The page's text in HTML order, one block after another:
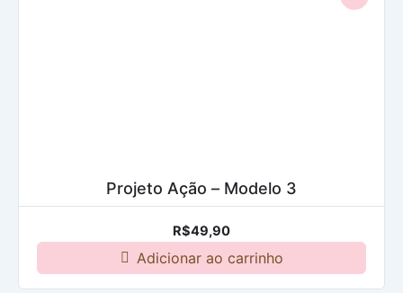
Projeto Ação – Modelo 3
R$49,90
Adicionar ao carrinho